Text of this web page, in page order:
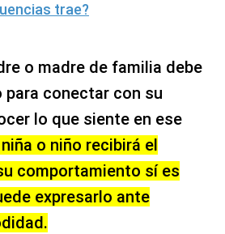
trae?
o madre de familia debe
para conectar con su
lo que siente en ese
o niño recibirá el
comportamiento sí es
expresarlo ante